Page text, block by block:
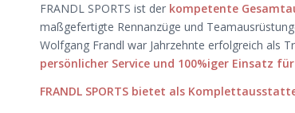
FRANDL SPORTS ist der kompetente
maßgefertigte Rennanzüge und
Wolfgang Frandl war Jahrzehnte erfolgreich als
persönlicher Service und 100%iger Einsatz
FRANDL SPORTS bietet als